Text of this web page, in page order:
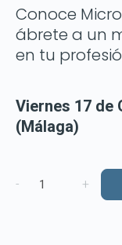
Conoce
ábrete a un
en tu
Viernes 17 de
(Málaga)
Formación
- +